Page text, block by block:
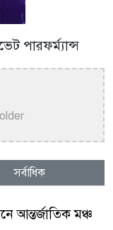
পারফর্ম্যান্স
সর্বাধিক
আন্তর্জাতিক মঞ্চ